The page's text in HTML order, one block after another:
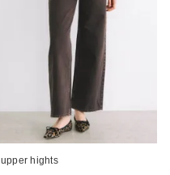
upper hights